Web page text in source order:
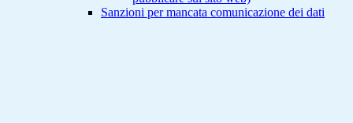
Sanzioni per mancata comunicazione dei dati